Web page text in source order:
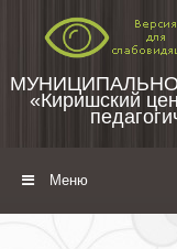
«Киришский
Меню